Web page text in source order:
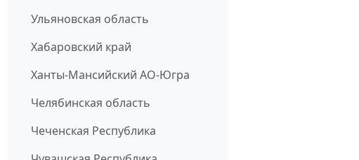
Ульяновская область
Хабаровский край
Ханты-Мансийский АО-Югра
Челябинская область
Чеченская Республика